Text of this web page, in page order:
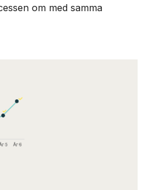
om med samma